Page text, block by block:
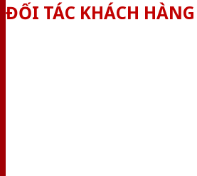
ĐỐI TÁC KHÁCH HÀNG